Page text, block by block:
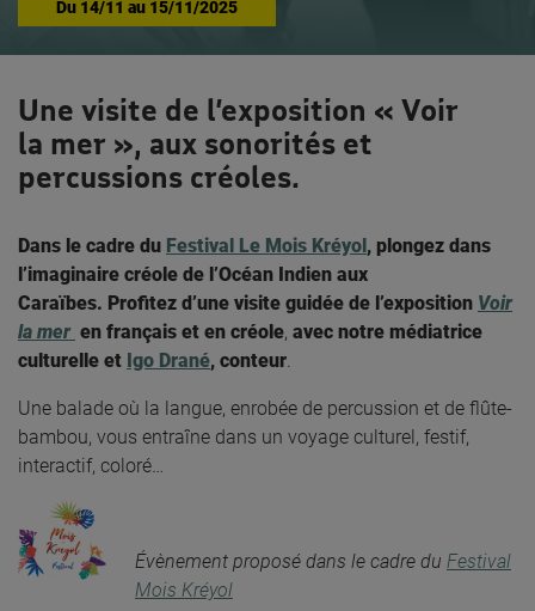
Du 14/11 au 15/11/2025
Une visite de l’exposition « Voir
la mer », aux sonorités et
percussions créoles.
Dans le cadre du Festival Le Mois Kréyol, plongez dans
l’imaginaire créole de l’Océan Indien aux
Caraïbes. Profitez d’une visite guidée de l’exposition Voir
la mer en français et en créole, avec notre médiatrice
culturelle et Igo Drané, conteur.
Une balade où la langue, enrobée de percussion et de flûte-
bambou, vous entraîne dans un voyage culturel, festif,
interactif, coloré…
Évènement proposé dans le cadre du Festival
Mois Kréyol